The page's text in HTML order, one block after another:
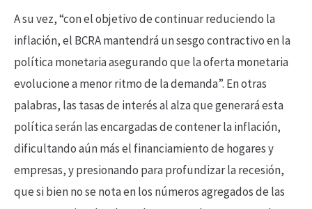
A su vez, “con el objetivo de continuar reduciendo la
inflación, el BCRA mantendrá un sesgo contractivo en la
política monetaria asegurando que la oferta monetaria
evolucione a menor ritmo de la demanda”. En otras
palabras, las tasas de interés al alza que generará esta
política serán las encargadas de contener la inflación,
dificultando aún más el financiamiento de hogares y
empresas, y presionando para profundizar la recesión,
que si bien no se nota en los números agregados de las